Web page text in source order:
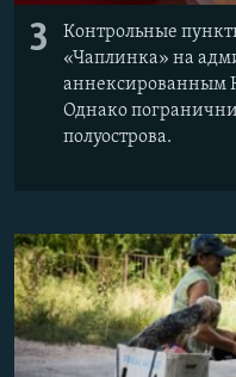
3
Контрольные
«Чаплинка» на
аннексированным
Однако
полуострова.